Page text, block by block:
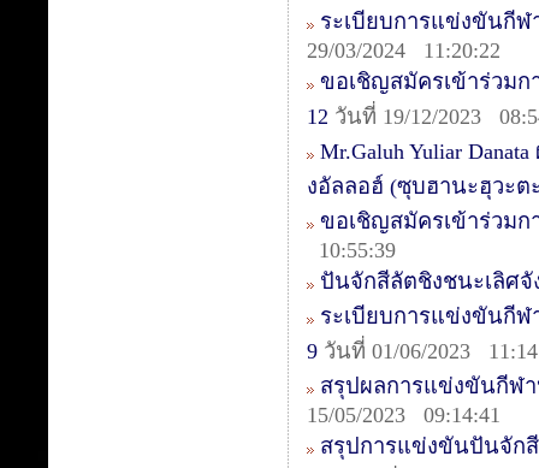
ระเบียบการแข่งขันกีฬ
29/03/2024 11:20:22
ขอเชิญสมัครเข้าร่วม
12 วันที่ 19/12/2023
Mr.Galuh Yuliar
งอัลลอฮ์ (ซุบฮานะฮุวะ
ขอเชิญสมัครเข้าร่วมก
10:55:39
ปันจักสีลัตชิงชนะเลิศ
ระเบียบการแข่งขันกีฬ
9 วันที่ 01/06/2023
สรุปผลการแข่งขันกีฬา
15/05/2023 09:14:41
สรุปการแข่งขันปันจัก